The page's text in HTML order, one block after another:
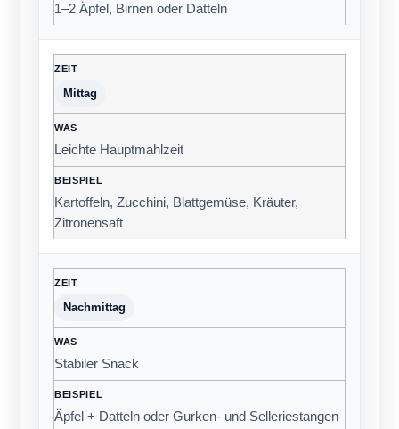
1–2 Äpfel, Birnen oder Datteln
Mittag
Leichte Hauptmahlzeit
Kartoffeln, Zucchini, Blattgemüse, Kräuter,
Zitronensaft
Nachmittag
Stabiler Snack
Äpfel + Datteln oder Gurken- und Selleriestangen